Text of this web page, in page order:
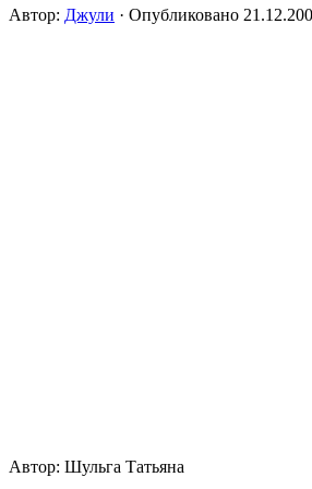
Автор: Джули · Опубликовано
Автор: Шульга Татьяна